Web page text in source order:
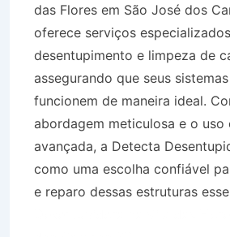
das Flores em São José dos
oferece serviços
desentupimento e limpeza de
assegurando que seus
funcionem de maneira ideal.
abordagem meticulosa e o uso
avançada, a Detecta
como uma escolha confiável
e reparo dessas estruturas